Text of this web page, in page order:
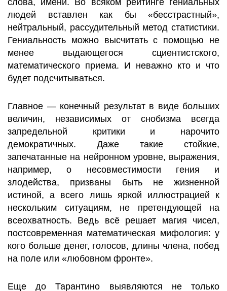
слова, имени. Во всяком рейтинге гениальных
людей вставлен как бы «бесстрастный»,
нейтральный, рассудительный метод статистики.
Гениальность можно высчитать с помощью не
менее выдающегося сциентистского,
математического приема. И неважно кто и что
будет подсчитываться.
Главное — конечный результат в виде больших
величин, независимых от снобизма всегда
запредельной критики и нарочито
демократичных. Даже такие стойкие,
запечатанные на нейронном уровне, выражения,
например, о несовместимости гения и
злодейства, призваны быть не жизненной
истиной, а всего лишь яркой иллюстрацией к
нескольким ситуациям, не претендующей на
всеохватность. Ведь всё решает магия чисел,
постсовременная математическая мифология: у
кого больше денег, голосов, длины члена, побед
на поле или «любовном фронте».
Еще до Тарантино выявляются не только